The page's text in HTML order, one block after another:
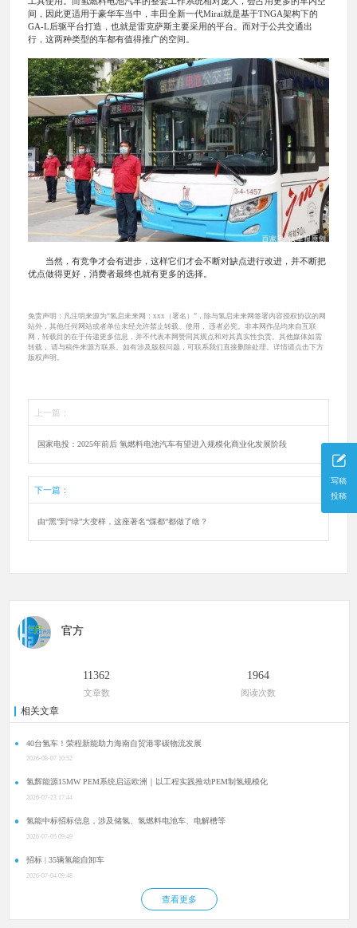
写稿
投稿
间，因此更适用于豪华车当中，丰田全新一代Mirai就是基于TNGA架构下的
GA-L后驱平台打造，也就是雷克萨斯主要采用的平台。而对于公共交通出
行，这两种类型的车都有值得推广的空间。
当然，有竞争才会有进步，这样它们才会不断对缺点进行改进，并不断把
优点做得更好，消费者最终也就有更多的选择。
免责声明：凡注明来源为“氢启未来网：xxx（署名）”，除与氢启未来网签署内容授权协议的网
站外，其他任何网站或者单位未经允许禁止转载、使用， 违者必究。非本网作品均来自互联
网，转载目的在于传递更多信息，并不代表本网赞同其观点和对其真实性负责。其他媒体如需
转载， 请与稿件来源方联系。如有涉及版权问题，可联系我们直接删除处理。详情请点击下方
版权声明。
上一篇：
国家电投：2025年前后 氢燃料电池汽车有望进入规模化商业化发展阶段
下一篇：
由“黑”到“绿”大变样，这座著名“煤都”都做了啥？
官方
11362
文章数
1964
阅读次数
相关文章
40台氢车！荣程新能助力海南自贸港零碳物流发展
2026-08-07 10:52
氢辉能源15MW PEM系统启运欧洲｜以工程实践推动PEM制氢规模化
2026-07-23 17:44
氢能中标招标信息，涉及储氢、氢燃料电池车、电解槽等
2026-07-05 09:49
招标 | 35辆氢能自卸车
2026-07-04 09:48
查看更多